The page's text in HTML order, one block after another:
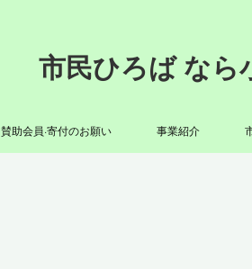
市民ひろば なら
賛助会員·寄付のお願い 事業紹介